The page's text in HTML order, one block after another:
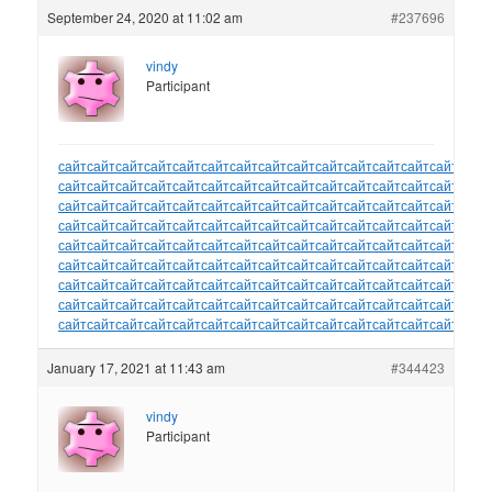
September 24, 2020 at 11:02 am #237696
vindy
Participant
сайтсайтсайтсайтсайтсайтсайтсайтсайтсайтсайтсайтсайтсайт
сайтсайтсайтсайтсайтсайтсайтсайтсайтсайтсайтсайтсайтсайт
сайтсайтсайтсайтсайтсайтсайтсайтсайтсайтсайтсайтсайтсайт
сайтсайтсайтсайтсайтсайтсайтсайтсайтсайтсайтсайтсайтсайт
сайтсайтсайтсайтсайтсайтсайтсайтсайтсайтсайтсайтсайтсайт
сайтсайтсайтсайтсайтсайтсайтсайтсайтсайтсайтсайтсайтсайт
сайтсайтсайтсайтсайтсайтсайтсайтсайтсайтсайтсайтсайтсайт
сайтсайтсайтсайтсайтсайтсайтсайтсайтсайтсайтсайтсайтсайт
сайтсайтсайтсайтсайтсайтсайтсайтсайтсайтсайтсайтсайтсайт
January 17, 2021 at 11:43 am #344423
vindy
Participant